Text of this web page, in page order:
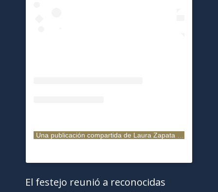
Una publicación compartida de Laura Zapata (@laurazapataoficial)
El festejo reunió a reconocidas